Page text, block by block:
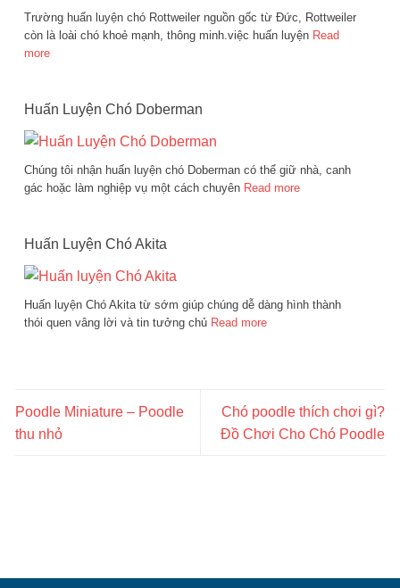
Trường huấn luyện chó Rottweiler nguồn gốc từ Đức, Rottweiler
còn là loài chó khoẻ mạnh, thông minh.việc huấn luyện Read
more
Huấn Luyện Chó Doberman
Chúng tôi nhận huấn luyện chó Doberman có thể giữ nhà, canh
gác hoặc làm nghiệp vụ một cách chuyên Read more
Huấn Luyện Chó Akita
Huấn luyện Chó Akita từ sớm giúp chúng dễ dàng hình thành
thói quen vâng lời và tin tưởng chủ Read more
Poodle Miniature – Poodle
thu nhỏ
Chó poodle thích chơi gì?
Đồ Chơi Cho Chó Poodle